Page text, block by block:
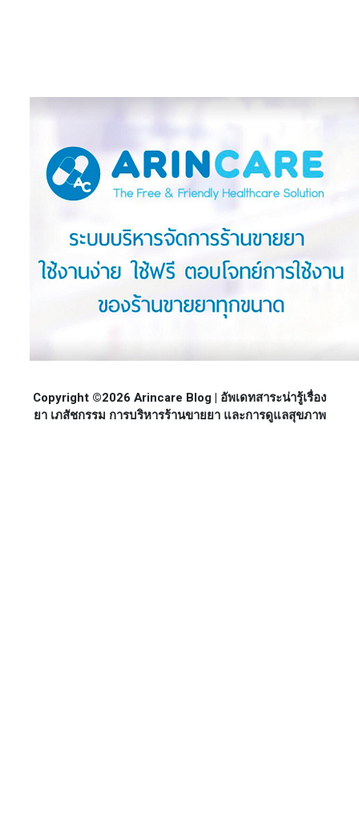
Copyright ©2026 Arincare Blog | อัพเดทสาระน่ารู้เรื่อง
ยา เภสัชกรรม การบริหารร้านขายยา และการดูแลสุขภาพ